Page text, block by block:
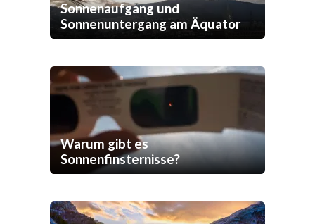
Sonnenaufgang und
Sonnenuntergang am Äquator
Warum gibt es
Sonnenfinsternisse?